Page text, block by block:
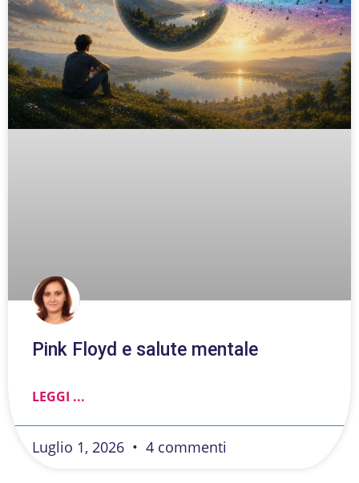
Pink Floyd e salute mentale
LEGGI ...
Luglio 1, 2026 4 commenti